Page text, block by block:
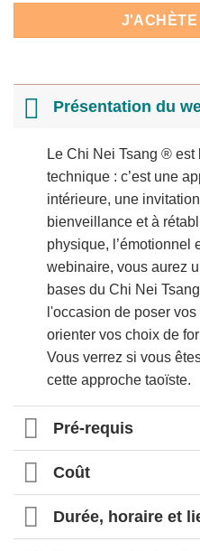
J'ACHÈTE
Présentation du
Le Chi Nei Tsang ® est
technique : c’est une
intérieure, une
bienveillance et à
physique, l’émotionnel
webinaire, vous aurez
bases du Chi Nei
l'occasion de poser
orienter vos choix de
Vous verrez si vous
cette approche taoïste.
Pré-requis
Coût
Durée, horaire et